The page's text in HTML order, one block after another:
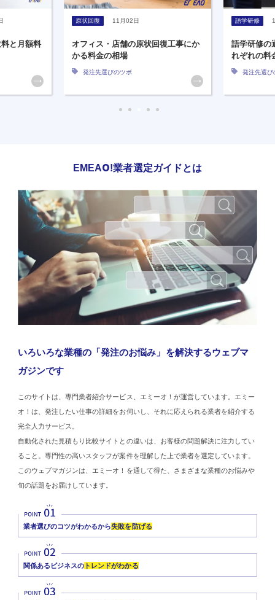
と月額料
原状回復 11月02日
オフィス・店舗の原状回復工事にか
かる料金の相場
発注先選びのツボ
語学研修
語学研修の
れぞれの料
発注先選び
EMEAO!業者選定ガイドとは
いろいろな業種の「発注のお悩み」を解決するウェブマ
ガジンです
このサイトは、専門業者紹介サービス、エミーオ！が運営しています。エミー
オ！は、発注したい仕事の詳細をお伺いし、それに応えられる業者を紹介する
完全人力サービス。
自動化された見積もり比較サイトとの違いは、お客様の問題解決に注力してい
ること。専門性の高いスタッフが案件を理解した上で業者を選定しています。
このウェブマガジンは、エミーオ！を通して得た、さまざまな業種のお悩みや
旬の話題をお届けしています。
業者選びのコツがわかるから失敗を防げる
関係あるビジネスの トレンドがわかる